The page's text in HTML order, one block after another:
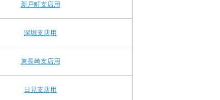
新戸町支店用
深堀支店用
東長崎支店用
日見支店用